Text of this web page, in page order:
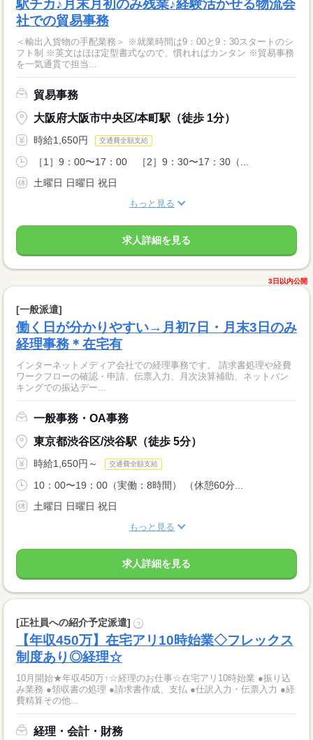
駅チカ♪月末月初のみ残業♪経験活かせる物流会
社での貿易事務
＜輸出入貨物の手配業務＞ ※就業時間は9：00と9：30スタートのシ
フト制 ※英文はほぼ定型書式なので、慣れればカンタン ※貿易事務
を一気通貫で担当...
貿易事務
大阪府大阪市中央区/本町駅（徒歩 1分）
時給1,650円 交通費全額支給
［1］9：00〜17：00 ［2］9：30〜17：30（...
土曜日 日曜日 祝日
もっと見る
求人詳細を見る
3日以内公開
[一般派遣]
働く日が分かりやすい→月初7日・月末3日のみ
経理事務＊在宅有
インターネットメディア会社での経理事務です。 請求書処理や経費
ワークフローの確認・申請、伝票入力、月次決算補助、ネットバン
キングでの振込デー...
一般事務・OA事務
東京都渋谷区/渋谷駅（徒歩 5分）
時給1,650円～ 交通費全額支給
10：00〜19：00（実働：8時間） （休憩60分...
土曜日 日曜日 祝日
もっと見る
求人詳細を見る
[正社員への紹介予定派遣] ?
【年収450万】在宅アリ10時始業◇フレックス
制度あり◎経理☆
10月開始★年収450万↑☆経理のお仕事☆在宅アリ10時始業 ●振り込
み業務 ●領収書の処理 ●請求書作成、支払 ●仕訳入力・伝票入力 ●経
費精算その他...
経理・会計・財務